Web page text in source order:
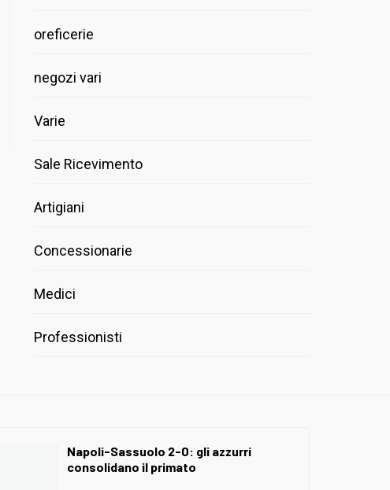
oreficerie
negozi vari
Varie
Sale Ricevimento
Artigiani
Concessionarie
Medici
Professionisti
Napoli-Sassuolo 2-0: gli azzurri
consolidano il primato